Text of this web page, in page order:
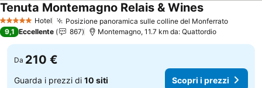
5 Stelle Hotel Posizione panoramica sulle colline del MonferratoScopri
Tenuta Montemagno Relais & WinesScopri i
9,1 Eccellente 867 Montemagno, 11.7 km da: Quattordio
Da 210 €
Guarda i prezzi di 10 siti Scopri i prezzi